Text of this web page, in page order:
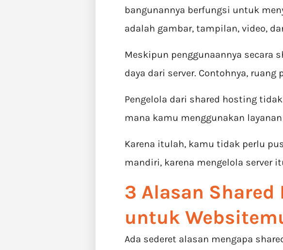
bangunannya berfungsi untuk
adalah gambar, tampilan, video,
Meskipun penggunaannya secara
daya dari server. Contohnya, ruang
Pengelola dari shared hosting
mana kamu menggunakan layanan
Karena itulah, kamu tidak perlu
mandiri, karena mengelola server
3 Alasan Shared
untuk
Ada sederet alasan mengapa